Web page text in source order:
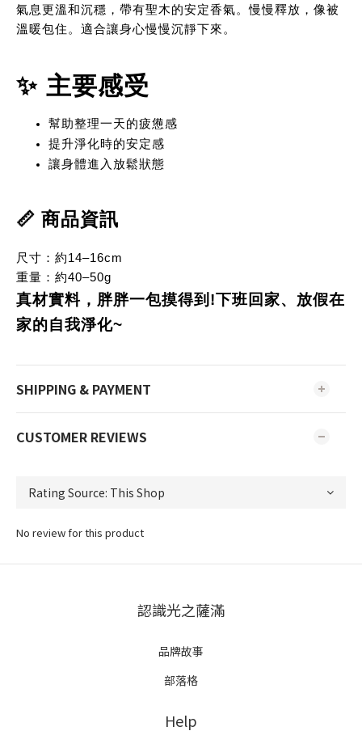
氣息更溫和沉穩，帶有聖木的安定香氣。慢慢釋放，像被
溫暖包住。適合讓身心慢慢沉靜下來。
✨ 主要感受
幫助整理一天的疲憊感
提升淨化時的安定感
讓身體進入放鬆狀態
📏 商品資訊
尺寸：約14–16cm
重量：約40–50g
真材實料，胖胖一包摸得到!下班回家、放假在
家的自我淨化~
SHIPPING & PAYMENT
CUSTOMER REVIEWS
No review for this product
認識光之薩滿
品牌故事
部落格
Help